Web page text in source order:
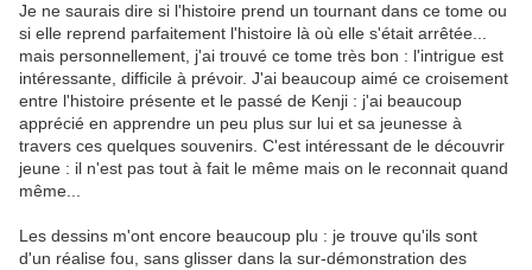
Je ne saurais dire si l'histoire prend un tournant dans ce tome ou
si elle reprend parfaitement l'histoire là où elle s'était arrêtée...
mais personnellement, j'ai trouvé ce tome très bon : l'intrigue est
intéressante, difficile à prévoir. J'ai beaucoup aimé ce croisement
entre l'histoire présente et le passé de Kenji : j'ai beaucoup
apprécié en apprendre un peu plus sur lui et sa jeunesse à
travers ces quelques souvenirs. C'est intéressant de le découvrir
jeune : il n'est pas tout à fait le même mais on le reconnait quand
même...
Les dessins m'ont encore beaucoup plu : je trouve qu'ils sont
d'un réalise fou, sans glisser dans la sur-démonstration des